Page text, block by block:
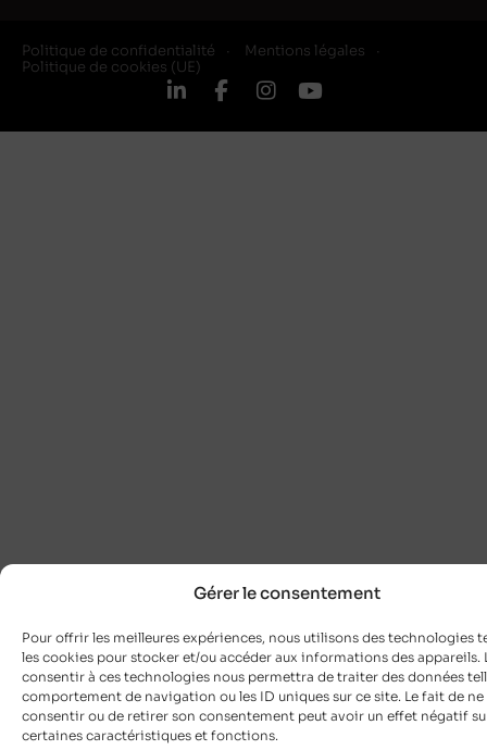
Gérer le consentement
Pour offrir les meilleures expériences, nous utilisons des technologies
les cookies pour stocker et/ou accéder aux informations des appareils.
consentir à ces technologies nous permettra de traiter des données
comportement de navigation ou les ID uniques sur ce site. Le fait de ne
consentir ou de retirer son consentement peut avoir un effet négatif
certaines caractéristiques et fonctions.
Politique de confidentialité
Mentions légales
Politique de cookies (UE)